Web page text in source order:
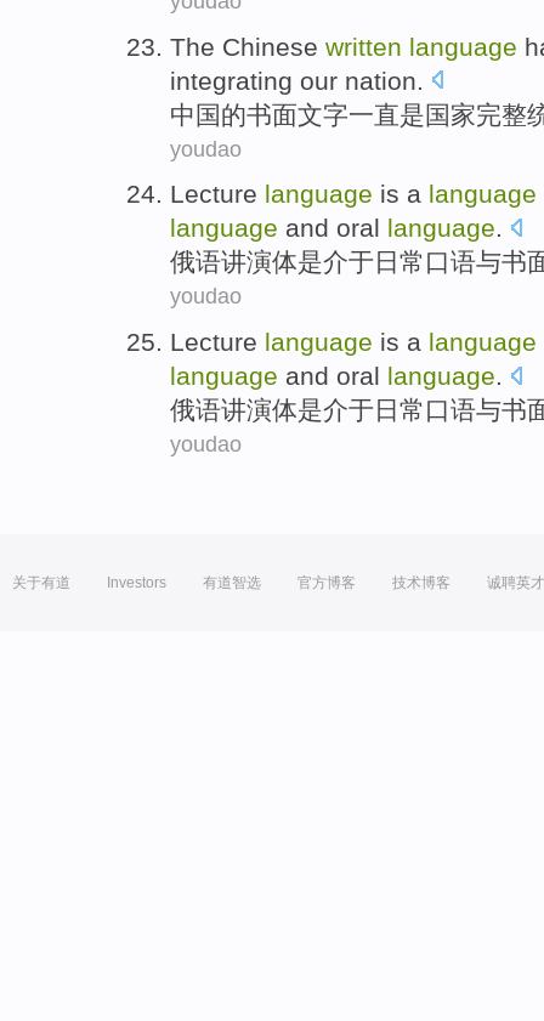
The Chinese written language
integrating our nation
中国的书面文字一直是国家完整
youdao
Lecture language is a language
language and oral language.
俄语讲演体是介于日常 口语与书
youdao
Lecture language is a language
language and oral language.
俄语讲演体是介于日常 口语与书
youdao
关于有道 Investors 有道智选 官方博客 技术博客 诚聘英才